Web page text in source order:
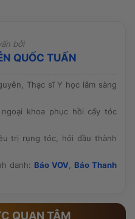
bởi
QUỐC TUẤN
Thạc sĩ Y học lâm sàng
khoa phục hồi cấy tóc
trị rụng tóc, hói đầu thành
danh: Báo VOV
Báo Thanh
QUAN TÂM